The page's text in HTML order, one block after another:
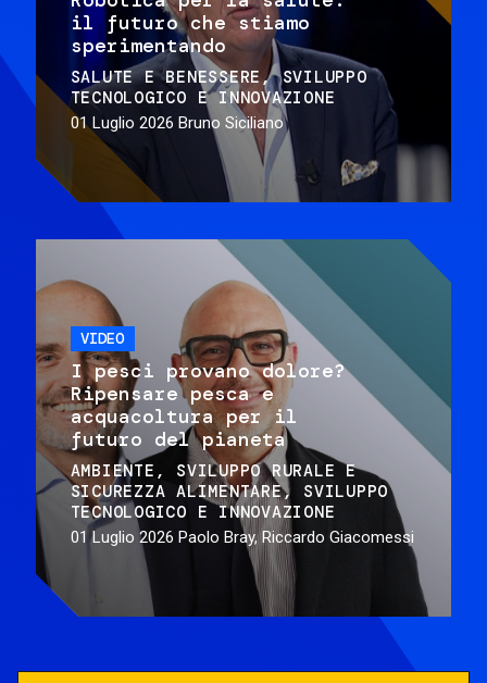
il futuro che stiamo
sperimentando
SALUTE E BENESSERE
SVILUPPO
TECNOLOGICO E INNOVAZIONE
01 Luglio 2026 Bruno Siciliano
VIDEO
I pesci provano dolore?
Ripensare pesca e
acquacoltura per il
futuro del pianeta
AMBIENTE
SVILUPPO RURALE E
SICUREZZA ALIMENTARE
SVILUPPO
TECNOLOGICO E INNOVAZIONE
01 Luglio 2026 Paolo Bray, Riccardo Giacomessi